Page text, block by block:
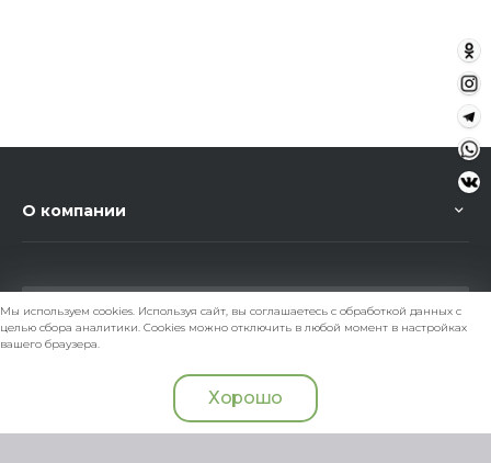
Кабинет
О компании
admin@zoomagasin.ru
+7 (902) 294 48 08
Мы используем cookies. Используя сайт, вы соглашаетесь с обработкой данных с
целью сбора аналитики. Cookies можно отключить в любой момент в настройках
вашего браузера.
Хорошо